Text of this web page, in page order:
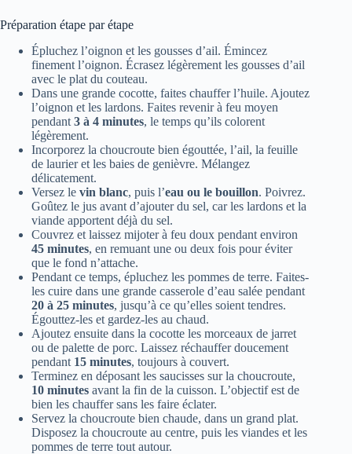
Préparation étape par étape
Épluchez l’oignon et les gousses d’ail. Émincez
finement l’oignon. Écrasez légèrement les gousses d’ail
avec le plat du couteau.
Dans une grande cocotte, faites chauffer l’huile. Ajoutez
l’oignon et les lardons. Faites revenir à feu moyen
pendant 3 à 4 minutes, le temps qu’ils colorent
légèrement.
Incorporez la choucroute bien égouttée, l’ail, la feuille
de laurier et les baies de genièvre. Mélangez
délicatement.
Versez le vin blanc, puis l’eau ou le bouillon. Poivrez.
Goûtez le jus avant d’ajouter du sel, car les lardons et la
viande apportent déjà du sel.
Couvrez et laissez mijoter à feu doux pendant environ
45 minutes, en remuant une ou deux fois pour éviter
que le fond n’attache.
Pendant ce temps, épluchez les pommes de terre. Faites-
les cuire dans une grande casserole d’eau salée pendant
20 à 25 minutes, jusqu’à ce qu’elles soient tendres.
Égouttez-les et gardez-les au chaud.
Ajoutez ensuite dans la cocotte les morceaux de jarret
ou de palette de porc. Laissez réchauffer doucement
pendant 15 minutes, toujours à couvert.
Terminez en déposant les saucisses sur la choucroute,
10 minutes avant la fin de la cuisson. L’objectif est de
bien les chauffer sans les faire éclater.
Servez la choucroute bien chaude, dans un grand plat.
Disposez la choucroute au centre, puis les viandes et les
pommes de terre tout autour.